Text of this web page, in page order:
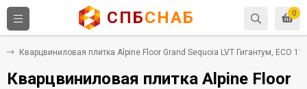
0
СПБСНАБ
Кварцвиниловая плитка Alpine Floor Grand Sequoia LVT Гигантум, ECO
Кварцвиниловая плитка Alpine Floor